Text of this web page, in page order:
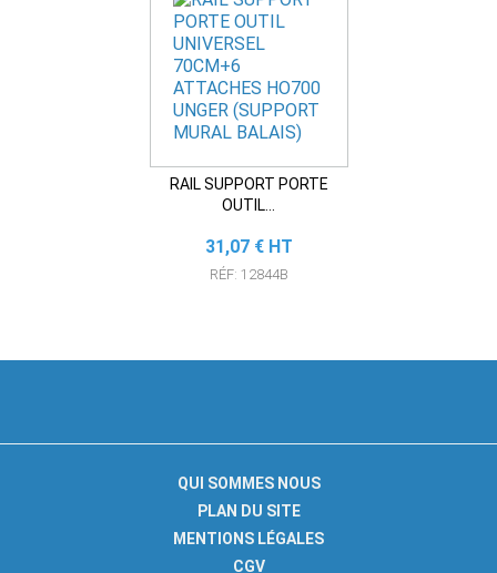
RAIL SUPPORT PORTE
OUTIL...
Prix
31,07 € HT
RÉF: 12844B
QUI SOMMES NOUS
PLAN DU SITE
MENTIONS LÉGALES
CGV